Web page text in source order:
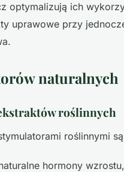
optymalizują ich
uprawowe przy
naturalnych
roślinnych
roślinnymi
hormony